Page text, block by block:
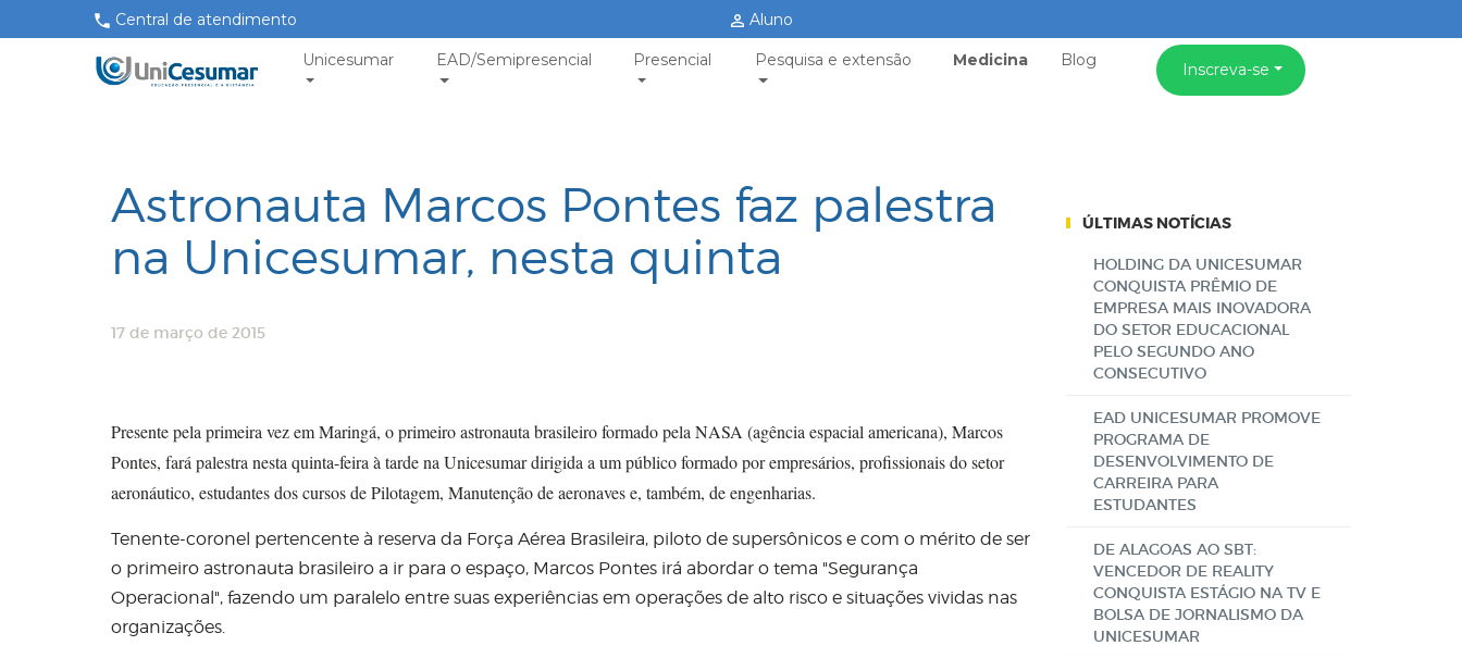
Central de atendimento Aluno
Unicesumar EAD/Semipresencial Presencial Pesquisa e extensão Medicina Blog Inscreva-se
Astronauta Marcos Pontes faz palestra
na Unicesumar, nesta quinta
17 de março de 2015
Presente pela primeira vez em Maringá, o primeiro astronauta brasileiro formado pela NASA (agência espacial americana), Marcos
Pontes, fará palestra nesta quinta-feira à tarde na Unicesumar dirigida a um público formado por empresários, profissionais do setor
aeronáutico, estudantes dos cursos de Pilotagem, Manutenção de aeronaves e, também, de engenharias.
Tenente-coronel pertencente à reserva da Força Aérea Brasileira, piloto de supersônicos e com o mérito de ser
o primeiro astronauta brasileiro a ir para o espaço, Marcos Pontes irá abordar o tema "Segurança
Operacional", fazendo um paralelo entre suas experiências em operações de alto risco e situações vividas nas
organizações.
ÚLTIMAS NOTÍCIAS
HOLDING DA UNICESUMAR
CONQUISTA PRÊMIO DE
EMPRESA MAIS INOVADORA
DO SETOR EDUCACIONAL
PELO SEGUNDO ANO
CONSECUTIVO
EAD UNICESUMAR PROMOVE
PROGRAMA DE
DESENVOLVIMENTO DE
CARREIRA PARA
ESTUDANTES
DE ALAGOAS AO SBT:
VENCEDOR DE REALITY
CONQUISTA ESTÁGIO NA TV E
BOLSA DE JORNALISMO DA
UNICESUMAR